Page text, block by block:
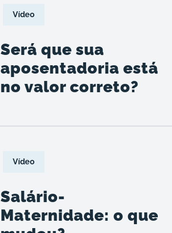
Vídeo
Será que sua
aposentadoria está
no valor correto?
Vídeo
Salário-
Maternidade: o que